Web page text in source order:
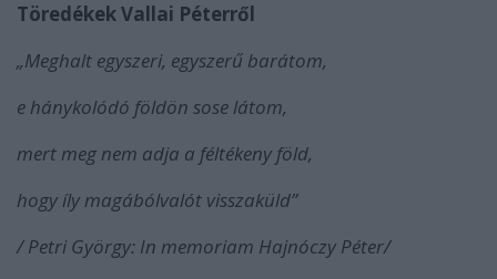
Töredékek Vallai Péterről
„Meghalt egyszeri, egyszerű barátom,
e hánykolódó földön sose látom,
mert meg nem adja a féltékeny föld,
hogy íly magábólvalót visszaküld”
/ Petri György: In memoriam Hajnóczy Péter/